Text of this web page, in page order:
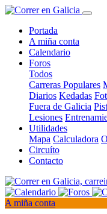
Portada
A miña conta
Calendario
Foros
Todos
Carreras Populares
Diarios Kedadas
Fuera de Galicia
Lesiones
Utilidades
Mapa Calculadora
Circuíto
Contacto
A miña conta